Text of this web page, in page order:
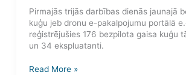
Pirmajās trijās darbības dienās jaunajā
kuģu jeb dronu e-pakalpojumu portālā
reģistrējušies 176 bezpilota gaisa kuģu
un 34 ekspluatanti.
Read More »